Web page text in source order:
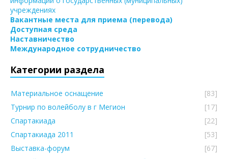
учреждениях
Вакантные места для приема (перевода)
Доступная среда
Наставничество
Международное сотрудничество
Категории раздела
Материальное оснащение
[83]
Турнир по волейболу в г Мегион
[17]
Спартакиада
[22]
Спартакиада 2011
[53]
Выставка-форум
[67]